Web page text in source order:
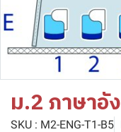
ม.2 ภาษาอั
SKU : M2-ENG-T1-B5